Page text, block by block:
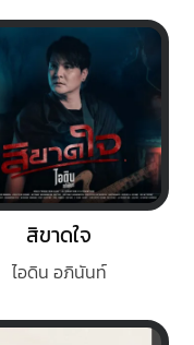
สิขาดใจ
ไอดิน อภินันท์